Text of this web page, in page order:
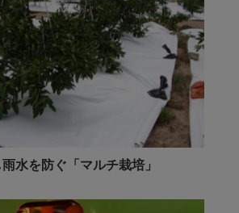
水を防ぐ「マルチ栽培」